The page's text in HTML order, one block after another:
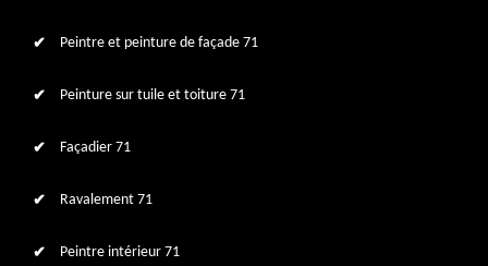
Peintre et peinture de façade 71
Peinture sur tuile et toiture 71
Façadier 71
Ravalement 71
Peintre intérieur 71